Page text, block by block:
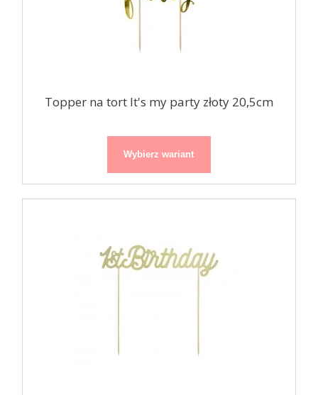
Topper na tort It's my party złoty 20,5cm
Wybierz wariant